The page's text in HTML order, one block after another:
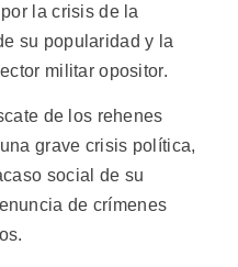
la crisis de la
su popularidad y la
militar opositor.
de los rehenes
grave crisis política,
social de su
de crímenes